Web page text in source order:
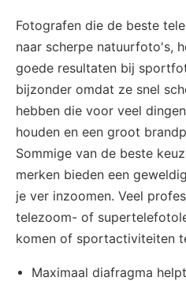
Fotografen die de beste
naar scherpe natuurfoto's,
goede resultaten bij
bijzonder omdat ze snel
hebben die voor veel
houden en een groot
Sommige van de beste
merken bieden een
je ver inzoomen. Veel
telezoom- of
komen of sportactiviteiten
Maximaal diafragma